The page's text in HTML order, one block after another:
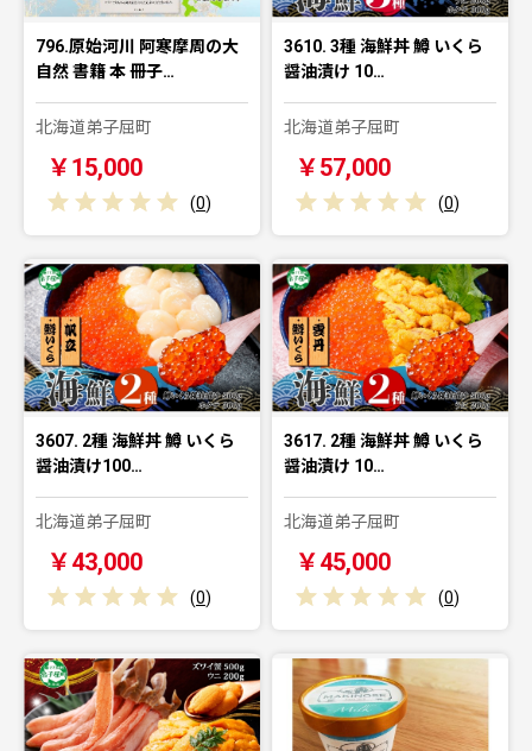
796.原始河川 阿寒摩周の大
自然 書籍 本 冊子…
北海道弟子屈町
￥15,000
(0)
3610. 3種 海鮮丼 鱒 いくら
醤油漬け 10…
北海道弟子屈町
￥57,000
(0)
3607. 2種 海鮮丼 鱒 いくら
醤油漬け100…
北海道弟子屈町
￥43,000
(0)
3617. 2種 海鮮丼 鱒 いくら
醤油漬け 10…
北海道弟子屈町
￥45,000
(0)